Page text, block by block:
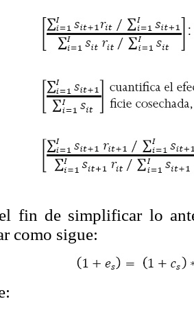
fin de simplificar lo
como sigue: